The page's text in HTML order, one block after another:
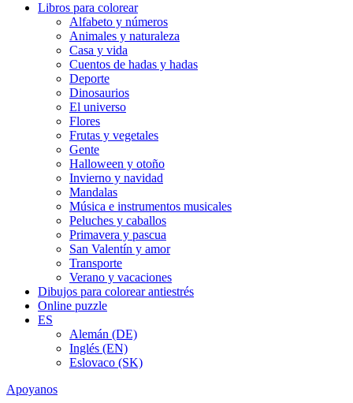
Libros para colorear
Alfabeto y números
Animales y naturaleza
Casa y vida
Cuentos de hadas y hadas
Deporte
Dinosaurios
El universo
Flores
Frutas y vegetales
Gente
Halloween y otoño
Invierno y navidad
Mandalas
Música e instrumentos musicales
Peluches y caballos
Primavera y pascua
San Valentín y amor
Transporte
Verano y vacaciones
Dibujos para colorear antiestrés
Online puzzle
ES
Alemán (DE)
Inglés (EN)
Eslovaco (SK)
Apoyanos